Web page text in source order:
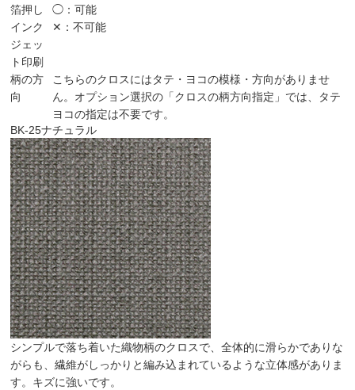
箔押し
◯：可能
インク
ジェッ
ト印刷
✕：不可能
柄の方
向
こちらのクロスにはタテ・ヨコの模様・方向がありませ
ん。オプション選択の「クロスの柄方向指定」では、タテ
ヨコの指定は不要です。
BK-25ナチュラル
シンプルで落ち着いた織物柄のクロスで、全体的に滑らかでありな
がらも、繊維がしっかりと編み込まれているような立体感がありま
す。キズに強いです。